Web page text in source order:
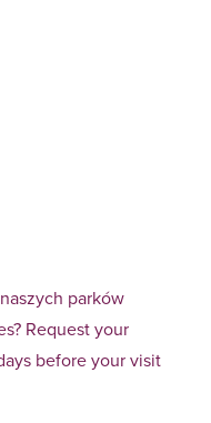
parków
Request your
before your visit